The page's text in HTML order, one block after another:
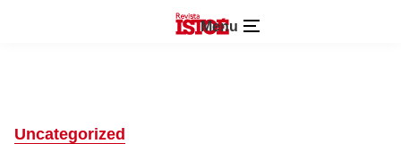
Menu
Uncategorized